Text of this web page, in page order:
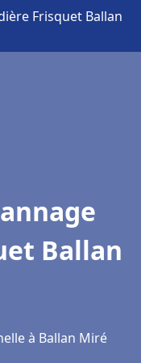
Frisquet Ballan
Ballan
à Ballan Miré